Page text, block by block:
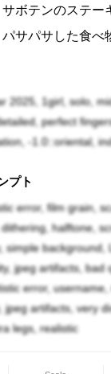
サボテンのステー
パサパサした食べ
った。戦乱に巻
女だけの隠れ里
めて来た事で奴
間と龍人が戦
なって辿り着
一目惚れに近い
2025, 1girl, solo,
perfect
-1.0::oriental,
プト
error, film grain,
halftone,
simple
jpeg artifacts,
error,
jpeg artifacts, very
legs, realistic